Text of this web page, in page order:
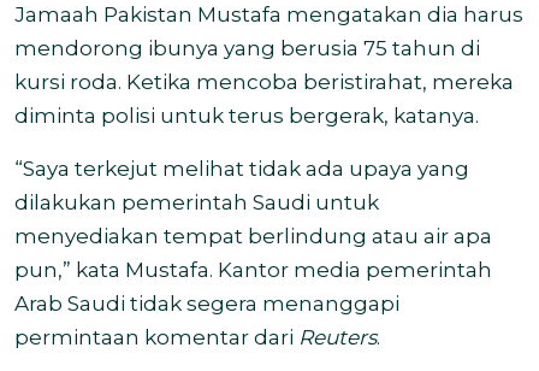
Jamaah Pakistan Mustafa mengatakan dia harus
mendorong ibunya yang berusia 75 tahun di
kursi roda. Ketika mencoba beristirahat, mereka
diminta polisi untuk terus bergerak, katanya.
“Saya terkejut melihat tidak ada upaya yang
dilakukan pemerintah Saudi untuk
menyediakan tempat berlindung atau air apa
pun,” kata Mustafa. Kantor media pemerintah
Arab Saudi tidak segera menanggapi
permintaan komentar dari Reuters.